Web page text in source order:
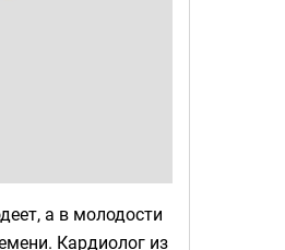
а в молодости
Кардиолог из